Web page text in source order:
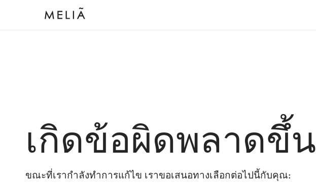
เกิดข้อผิดพลาดขึ้น
ขณะที่เรากำลังทำการแก้ไข เราขอเสนอทางเลือกต่อไปนี้กับคุณ: